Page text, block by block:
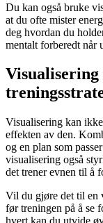
Du kan også bruke
at du ofte mister
deg hvordan du
mentalt forberedt når
Visualisering
Visualisering kan
effekten av den.
og en plan som
visualisering også
det trener evnen til å
Vil du gjøre det til en
før treningen på å se